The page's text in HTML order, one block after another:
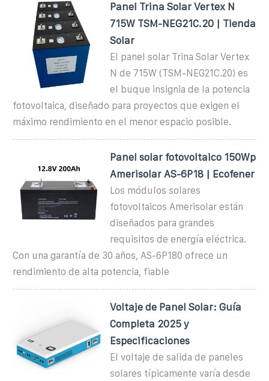
Panel Trina Solar Vertex N
715W TSM-NEG21C.20 | Tienda
Solar
El panel solar Trina Solar Vertex
N de 715W (TSM-NEG21C.20) es
el buque insignia de la potencia
fotovoltaica, diseñado para proyectos que exigen el
máximo rendimiento en el menor espacio posible.
Panel solar fotovoltaico 150Wp
Amerisolar AS-6P18 | Ecofener
Los módulos solares
fotovoltaicos Amerisolar están
diseñados para grandes
requisitos de energía eléctrica.
Con una garantía de 30 años, AS-6P180 ofrece un
rendimiento de alta potencia, fiable
Voltaje de Panel Solar: Guía
Completa 2025 y
Especificaciones
El voltaje de salida de paneles
solares típicamente varía desde